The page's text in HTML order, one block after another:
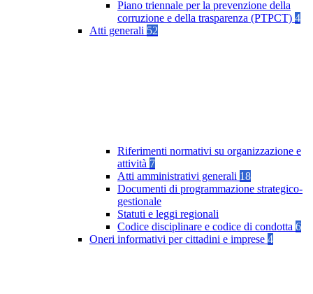
Piano triennale per la prevenzione della
corruzione e della trasparenza (PTPCT) 4
Atti generali 52
Riferimenti normativi su organizzazione e
attività 7
Atti amministrativi generali 18
Documenti di programmazione strategico-
gestionale
Statuti e leggi regionali
Codice disciplinare e codice di condotta 6
Oneri informativi per cittadini e imprese 4